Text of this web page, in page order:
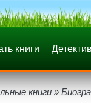
книги
книги »